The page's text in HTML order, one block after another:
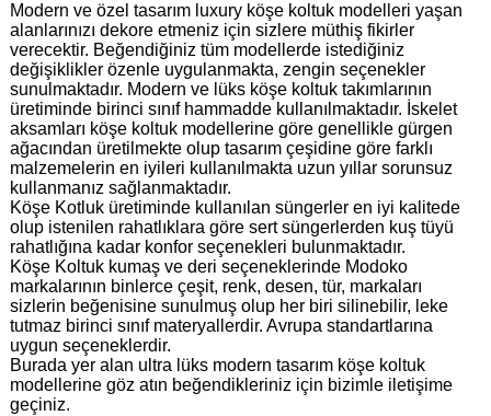
Modern ve özel tasarım luxury köşe koltuk modelleri yaşan
alanlarınızı dekore etmeniz için sizlere müthiş fikirler
verecektir. Beğendiğiniz tüm modellerde istediğiniz
değişiklikler özenle uygulanmakta, zengin seçenekler
sunulmaktadır. Modern ve lüks köşe koltuk takımlarının
üretiminde birinci sınıf hammadde kullanılmaktadır. İskelet
aksamları köşe koltuk modellerine göre genellikle gürgen
ağacından üretilmekte olup tasarım çeşidine göre farklı
malzemelerin en iyileri kullanılmakta uzun yıllar sorunsuz
kullanmanız sağlanmaktadır.
Köşe Kotluk üretiminde kullanılan süngerler en iyi kalitede
olup istenilen rahatlıklara göre sert süngerlerden kuş tüyü
rahatlığına kadar konfor seçenekleri bulunmaktadır.
Köşe Koltuk kumaş ve deri seçeneklerinde Modoko
markalarının binlerce çeşit, renk, desen, tür, markaları
sizlerin beğenisine sunulmuş olup her biri silinebilir, leke
tutmaz birinci sınıf materyallerdir. Avrupa standartlarına
uygun seçeneklerdir.
Burada yer alan ultra lüks modern tasarım köşe koltuk
modellerine göz atın beğendikleriniz için bizimle iletişime
geçiniz.